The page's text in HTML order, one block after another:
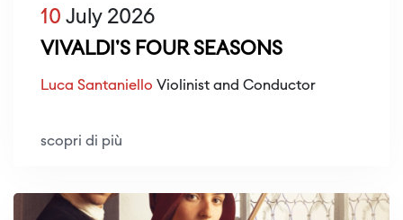
10 July 2026
VIVALDI'S FOUR SEASONS
Luca Santaniello Violinist and Conductor
scopri di più